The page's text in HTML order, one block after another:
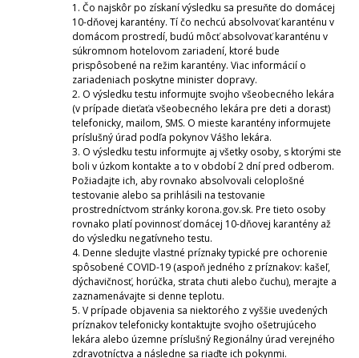
1. Čo najskôr po získaní výsledku sa presuňte do domácej
10-dňovej karantény. Tí čo nechcú absolvovať karanténu v
domácom prostredí, budú môcť absolvovať karanténu v
súkromnom hotelovom zariadení, ktoré bude
prispôsobené na režim karantény. Viac informácií o
zariadeniach poskytne minister dopravy.
2. O výsledku testu informujte svojho všeobecného lekára
(v prípade dieťaťa všeobecného lekára pre deti a dorast)
telefonicky, mailom, SMS. O mieste karantény informujete
príslušný úrad podľa pokynov Vášho lekára.
3. O výsledku testu informujte aj všetky osoby, s ktorými ste
boli v úzkom kontakte a to v období 2 dní pred odberom.
Požiadajte ich, aby rovnako absolvovali celoplošné
testovanie alebo sa prihlásili na testovanie
prostredníctvom stránky korona.gov.sk. Pre tieto osoby
rovnako platí povinnosť domácej 10-dňovej karantény až
do výsledku negatívneho testu.
4. Denne sledujte vlastné príznaky typické pre ochorenie
spôsobené COVID-19 (aspoň jedného z príznakov: kašeľ,
dýchavičnosť, horúčka, strata chuti alebo čuchu), merajte a
zaznamenávajte si denne teplotu.
5. V prípade objavenia sa niektorého z vyššie uvedených
príznakov telefonicky kontaktujte svojho ošetrujúceho
lekára alebo územne príslušný Regionálny úrad verejného
zdravotníctva a následne sa riaďte ich pokynmi.